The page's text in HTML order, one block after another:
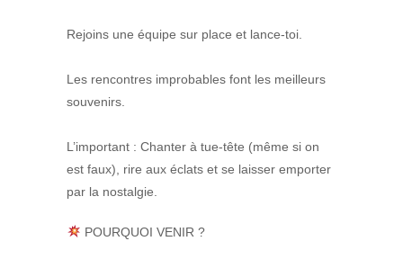
Rejoins une équipe sur place et lance-toi.
Les rencontres improbables font les meilleurs
souvenirs.
L’important : Chanter à tue-tête (même si on
est faux), rire aux éclats et se laisser emporter
par la nostalgie.
POURQUOI VENIR ?